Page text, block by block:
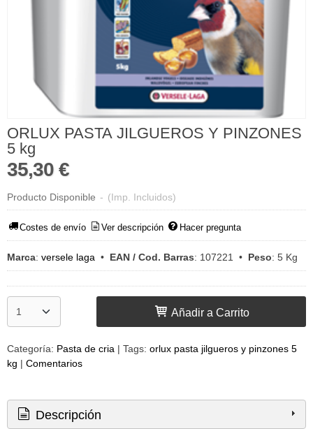
ORLUX PASTA JILGUEROS Y PINZONES
5 kg
35,30 €
Producto Disponible - (Imp. Incluidos)
Costes de envío Ver descripción Hacer pregunta
Marca: versele laga • EAN / Cod. Barras: 107221 • Peso: 5 Kg
Añadir a Carrito
Categoría: Pasta de cria | Tags: orlux pasta jilgueros y pinzones 5
kg | Comentarios
Descripción